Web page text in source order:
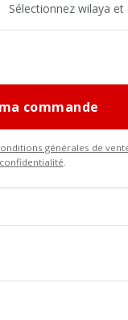
Sélectionnez wilaya
commande
générales de
.